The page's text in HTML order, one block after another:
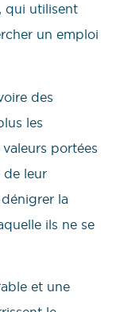
qui utilisent
un emploi
des
les
portées
de leur
la
ils ne se
et une